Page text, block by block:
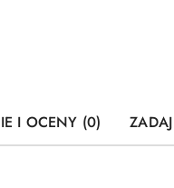
I OCENY (0)